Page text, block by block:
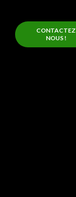
CONTACTEZ
NOUS !